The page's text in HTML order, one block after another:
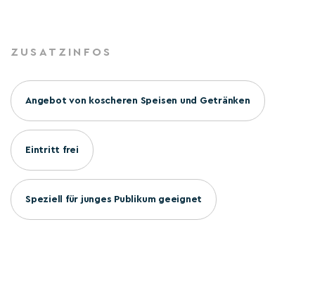
ZUSATZINFOS
Angebot von koscheren Speisen und Getränken
Eintritt frei
Speziell für junges Publikum geeignet